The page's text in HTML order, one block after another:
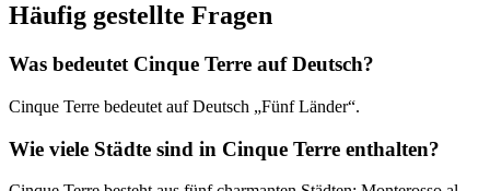
Häufig gestellte Fragen
Was bedeutet Cinque Terre auf Deutsch?
Cinque Terre bedeutet auf Deutsch „Fünf Länder“.
Wie viele Städte sind in Cinque Terre enthalten?